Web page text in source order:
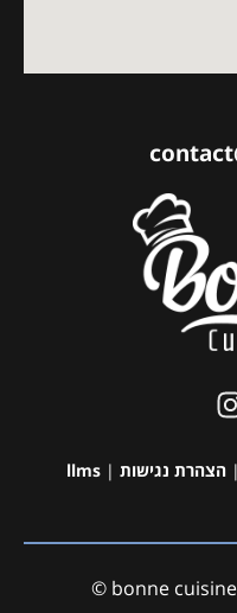
הצהרת נגישות |
llms